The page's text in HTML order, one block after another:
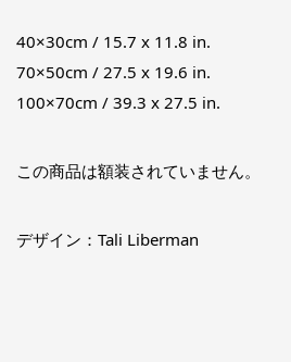
40×30cm / 15.7 x 11.8 in.
70×50cm / 27.5 x 19.6 in.
100×70cm / 39.3 x 27.5 in.
この商品は額装されていません。
デザイン：Tali Liberman